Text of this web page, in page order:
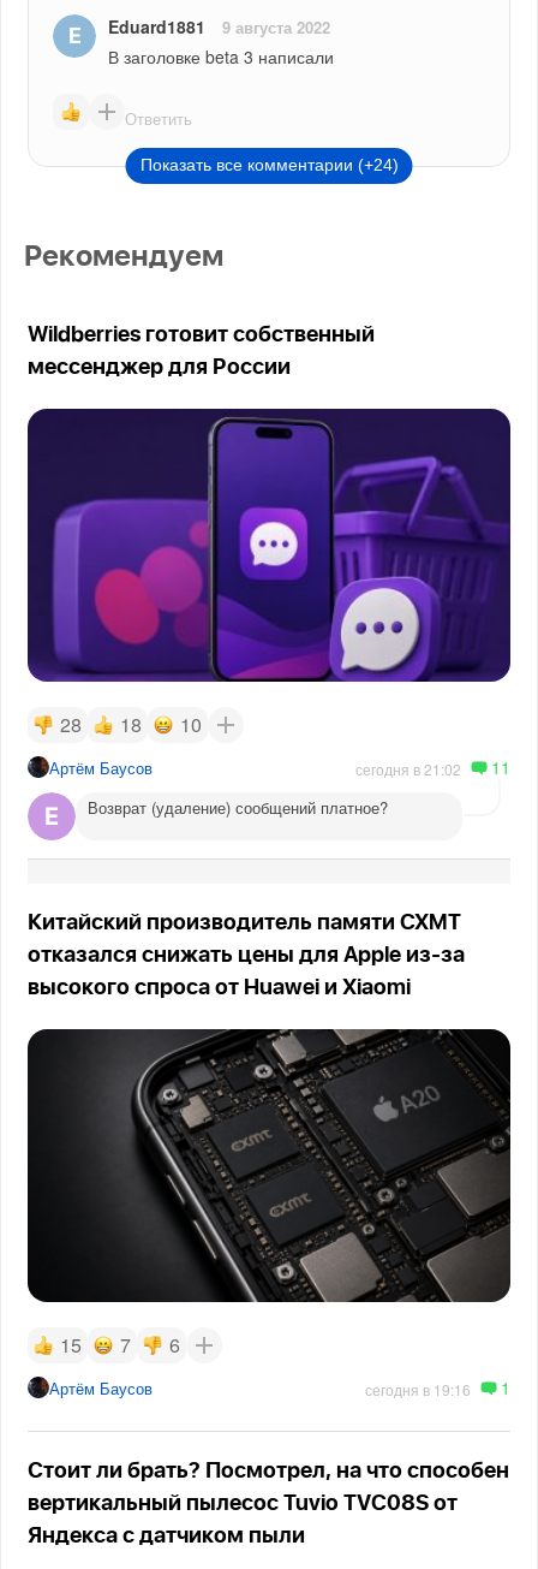
Eduard1881 9 августа 2022
В заголовке beta 3 написали
Ответить
Показать все комментарии (+24)
Рекомендуем
Wildberries готовит собственный
мессенджер для России
28 18 10
Артём Баусов сегодня в 21:02 11
Возврат (удаление) сообщений платное?
Китайский производитель памяти CXMT
отказался снижать цены для Apple из-за
высокого спроса от Huawei и Xiaomi
15 7 6
Артём Баусов сегодня в 19:16 1
Стоит ли брать? Посмотрел, на что способен
вертикальный пылесос Tuvio TVC08S от
Яндекса с датчиком пыли